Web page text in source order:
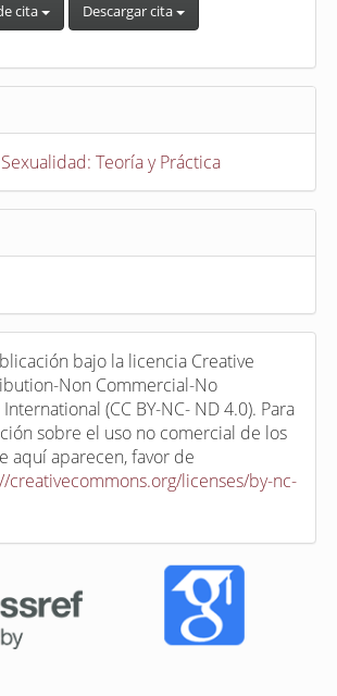
cita Descargar cita
Teoría y Práctica
bajo la licencia Creative
Non Commercial-No
(CC BY-NC- ND 4.0). Para
sobre el uso no comercial de los
aquí aparecen, favor de
creativecommons.org/licenses/by-nc-